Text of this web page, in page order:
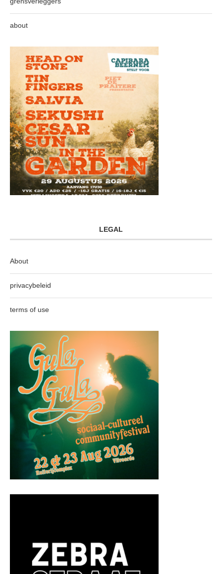
about
LEGAL
About
privacybeleid
terms of use